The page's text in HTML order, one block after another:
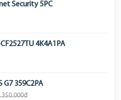
Security 5PC
4K4A1PA
G7 359C2PA